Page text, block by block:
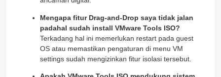
Mengapa fitur Drag-and-Drop saya tidak jalan
padahal sudah install VMware Tools ISO?
Terkadang hal ini memerlukan restart pada guest
OS atau memastikan pengaturan di menu VM
settings sudah mengizinkan fitur isolasi tersebut.